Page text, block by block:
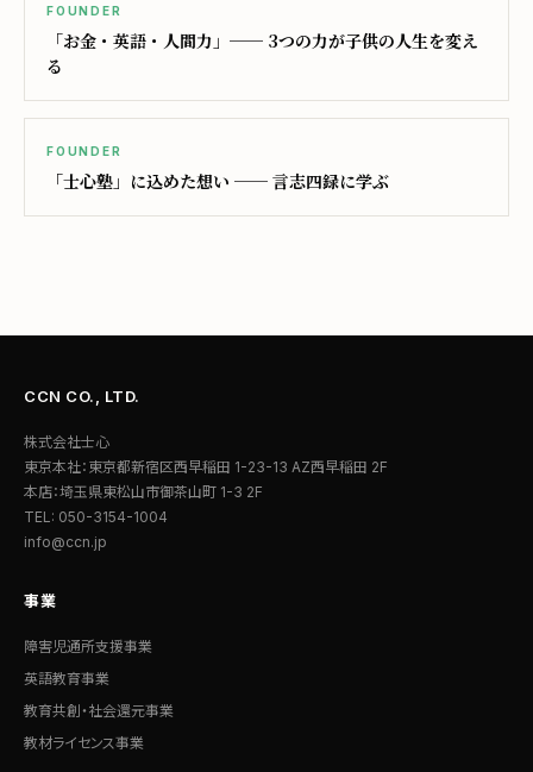
FOUNDER
「お金・英語・人間力」── 3つの力が子供の人生を変え
る
FOUNDER
「士心塾」に込めた想い ── 言志四録に学ぶ
CCN CO., LTD.
株式会社士心
東京本社：東京都新宿区西早稲田 1-23-13 AZ西早稲田 2F
本店：埼玉県東松山市御茶山町 1-3 2F
TEL: 050-3154-1004
info@ccn.jp
事業
障害児通所支援事業
英語教育事業
教育共創・社会還元事業
教材ライセンス事業